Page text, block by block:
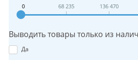
0 68 235 136 470
Выводить товары только из
Да